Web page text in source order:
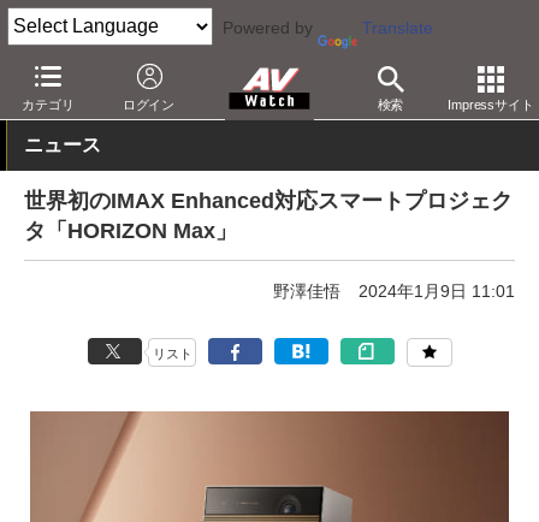
Powered by Translate
カテゴリ ログイン 検索 Impressサイト
AV Watch イベント 2024
ニュース
世界初のIMAX Enhanced対応スマートプロジェク
タ「HORIZON Max」
野澤佳悟 2024年1月9日 11:01
リスト